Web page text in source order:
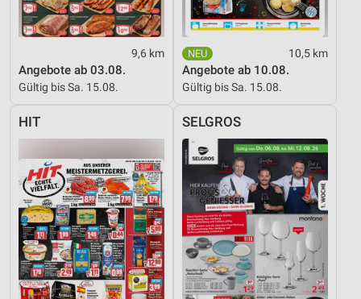
9,6 km
Angebote ab 03.08.
Gültig bis Sa. 15.08.
10,5 km
Angebote ab 10.08.
Gültig bis Sa. 15.08.
HIT SELGROS
Verwendung von Profilen zur Auswahl
Messung der Werbeleistung
Analyse von Zielgruppen durch Statistiken oder
Kombinationen von Daten aus verschiedenen
Quellen
Entwicklung und Verbesserung der Angebote
Verwendung reduzierter Daten zur Auswahl von
Inhalten
IAB-Besonderheiten: